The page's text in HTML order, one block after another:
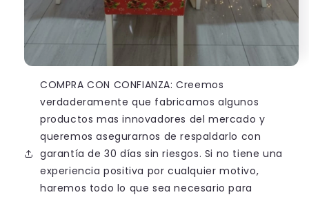
COMPRA CON CONFIANZA: Creemos
verdaderamente que fabricamos algunos
productos mas innovadores del mercado y
queremos asegurarnos de respaldarlo con
garantía de 30 días sin riesgos. Si no tiene una
experiencia positiva por cualquier motivo,
haremos todo lo que sea necesario para